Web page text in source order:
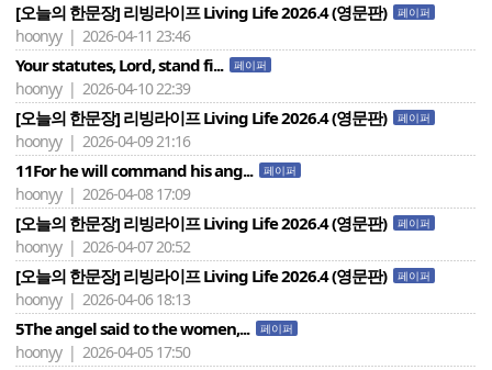
[오늘의 한문장] 리빙라이프 Living Life 2026.4 (영문판) 페이퍼
hoonyy | 2026-04-11 23:46
Your statutes, Lord, stand fi... 페이퍼
hoonyy | 2026-04-10 22:39
[오늘의 한문장] 리빙라이프 Living Life 2026.4 (영문판) 페이퍼
hoonyy | 2026-04-09 21:16
11For he will command his ang... 페이퍼
hoonyy | 2026-04-08 17:09
[오늘의 한문장] 리빙라이프 Living Life 2026.4 (영문판) 페이퍼
hoonyy | 2026-04-07 20:52
[오늘의 한문장] 리빙라이프 Living Life 2026.4 (영문판) 페이퍼
hoonyy | 2026-04-06 18:13
5The angel said to the women,... 페이퍼
hoonyy | 2026-04-05 17:50